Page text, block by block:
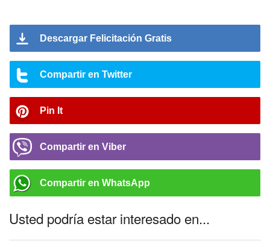
Descargar Felicitación Gratis
Compartir en Twitter
Pin It
Compartir en Viber
Compartir en WhatsApp
Usted podría estar interesado en...